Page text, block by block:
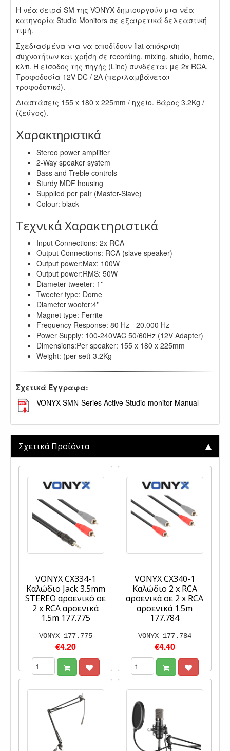
Η νέα σειρά SM της VONYX δημιουργούν μια νέα
κατηγορία Studio Monitors σε εξαιρετικά δελεαστική
τιμή.
Σχεδιασμένα για να αποδίδουν flat απόκριση
συχνοτήτων και χρήση σε recording, mixing, studio, home,
κλπ. Η είσοδος της πηγής (Line) συνδέεται με 2x RCA.
Τροφοδοσία 12V DC / 2A (περιλαμβάνεται
τροφοδοτικό).
Διαστάσεις 155 x 180 x 225mm / ηχείο. Βάρος 3.2Kg /
(ζεύγος).
Χαρακτηριστικά
Stereo power amplifier
2-Way speaker system
Bass and Treble controls
Sturdy MDF housing
Supplied per pair (Master-Slave)
Colour: black
Τεχνικά Χαρακτηριστικά
Input Connections: 2x RCA
Output Connections: RCA (slave speaker)
Output power:Max: 100W
Output power:RMS: 50W
Diameter tweeter: 1''
Tweeter type: Dome
Diameter woofer:4''
Magnet type: Ferrite
Frequency Response: 80 Hz - 20.000 Hz
Power Supply: 100-240VAC 50/60Hz (12V Adapter)
Dimensions:Per speaker: 155 x 180 x 225mm
Weight: (per set) 3.2Kg
Σχετικά Έγγραφα:
VONYX SMN-Series Active Studio monitor Manual
Σχετικά Προϊόντα
VONYX CX334-1
Καλώδιο Jack 3.5mm
STEREO αρσενικό σε
2 x RCA αρσενικά
1.5m 177.775
VONYX 177.775
€4.20
VONYX CX340-1
Καλώδιο 2 x RCA
αρσενικά σε 2 x RCA
αρσενικά 1.5m
177.784
VONYX 177.784
€4.40